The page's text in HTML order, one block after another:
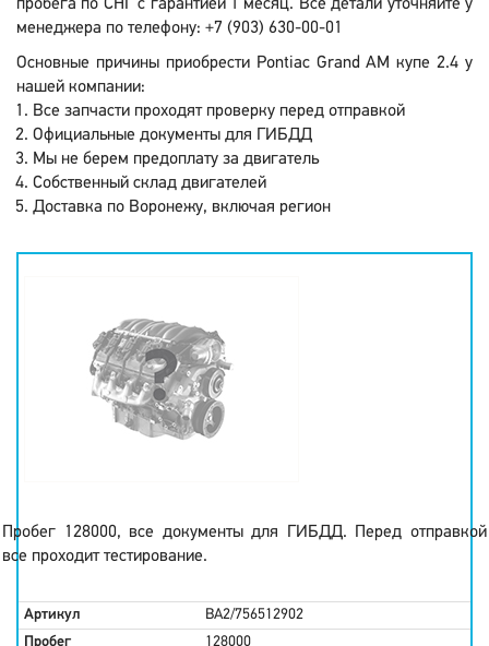
пробега по СНГ с гарантией 1 месяц. Все детали уточняйте у
менеджера по телефону: +7 (903) 630-00-01
Основные причины приобрести Pontiac Grand AM купе 2.4 у
нашей компании:
Все запчасти проходят проверку перед отправкой
Официальные документы для ГИБДД
Мы не берем предоплату за двигатель
Собственный склад двигателей
Доставка по Воронежу, включая регион
Пробег 128000, все документы для ГИБДД. Перед отправкой
все проходит тестирование.
Артикул
BA2/756512902
Пробег
128000